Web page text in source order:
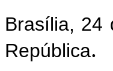
Brasília, 24
República.